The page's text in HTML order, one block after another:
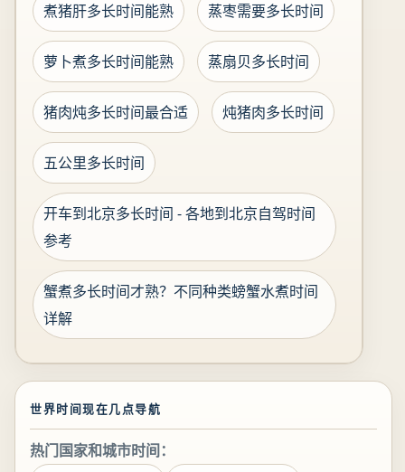
煮猪肝多长时间能熟 蒸枣需要多长时间
萝卜煮多长时间能熟 蒸扇贝多长时间
猪肉炖多长时间最合适 炖猪肉多长时间
五公里多长时间
开车到北京多长时间 - 各地到北京自驾时间
参考
蟹煮多长时间才熟？不同种类螃蟹水煮时间
详解
世界时间现在几点导航
热门国家和城市时间：